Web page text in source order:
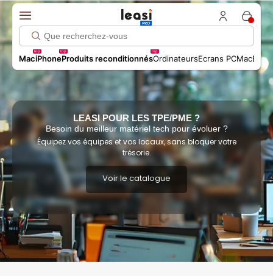
Mac
top
iPhone
top
Produits reconditionnés
top
OrdinateursEcrans PCMacBook
LEASI POUR LES TPE/PME ?
Besoin du meilleur matériel tech pour évoluer ?
Équipez vos équipes et vos locaux, sans bloquer votre
trésorie.
Voir le catalogue